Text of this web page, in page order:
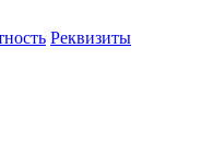
Реквизиты